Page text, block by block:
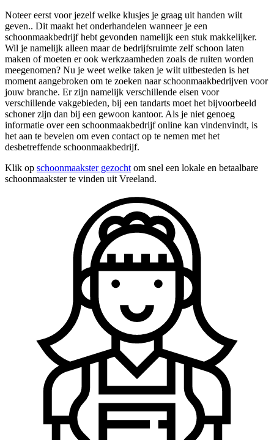
Noteer eerst voor jezelf welke klusjes je graag uit handen wilt
geven.. Dit maakt het onderhandelen wanneer je een
schoonmaakbedrijf hebt gevonden namelijk een stuk makkelijker.
Wil je namelijk alleen maar de bedrijfsruimte zelf schoon laten
maken of moeten er ook werkzaamheden zoals de ruiten worden
meegenomen? Nu je weet welke taken je wilt uitbesteden is het
moment aangebroken om te zoeken naar schoonmaakbedrijven voor
jouw branche. Er zijn namelijk verschillende eisen voor
verschillende vakgebieden, bij een tandarts moet het bijvoorbeeld
schoner zijn dan bij een gewoon kantoor. Als je niet genoeg
informatie over een schoonmaakbedrijf online kan vindenvindt, is
het aan te bevelen om even contact op te nemen met het
desbetreffende schoonmaakbedrijf.
Klik op schoonmaakster gezocht om snel een lokale en betaalbare
schoonmaakster te vinden uit Vreeland.